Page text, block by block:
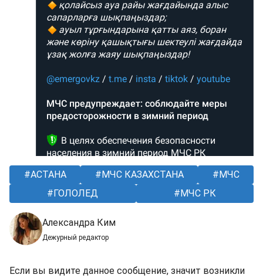
АСТАНА МЧС КАЗАХСТАНА
МЧС
ГОЛОЛЕД
МЧС РК
Александра Ким
Дежурный редактор
Если вы видите данное сообщение, значит возникли